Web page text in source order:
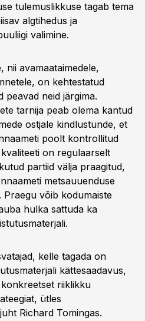
tulemuslikkuse tagab tema
algtihedus ja
valimine.
nii avamaataimedele,
on kehtestatud
peavad neid järgima.
tarnija peab olema kantud
ostjale kindlustunde, et
poolt kontrollitud
on regulaarselt
partiid välja praagitud,
metsauuenduse
Praegu võib kodumaiste
hulka sattuda ka
kelle tagada on
kättesaadavus,
riiklikku
ütles
Richard Tomingas.